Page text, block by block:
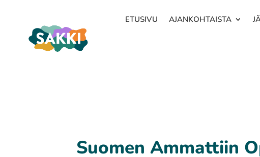
ETUSIVU AJANKOHTAISTA
Suomen Ammattiin